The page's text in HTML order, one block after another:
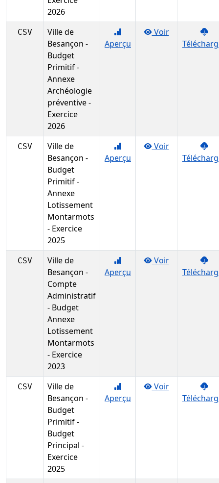
2026
CSV
Ville de
Besançon -
Budget
Primitif -
Annexe
Archéologie
préventive -
Exercice
2026
Aperçu
Voir
CSV
Ville de
Besançon -
Budget
Primitif -
Annexe
Lotissement
Montarmots
- Exercice
2025
Aperçu
Voir
CSV
Ville de
Besançon -
Compte
Administratif
- Budget
Annexe
Lotissement
Montarmots
- Exercice
2023
Aperçu
Voir
CSV
Ville de
Besançon -
Budget
Primitif -
Budget
Principal -
Exercice
2025
Aperçu
Voir